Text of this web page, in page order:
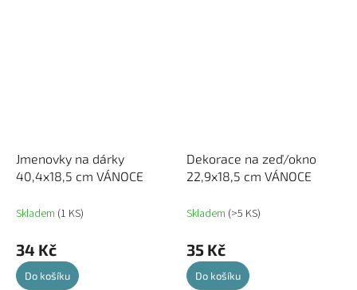
Jmenovky na dárky
40,4x18,5 cm VÁNOCE
Skladem (1 KS)
34 Kč
Do košíku
Dekorace na zeď/okno
22,9x18,5 cm VÁNOCE
Skladem (>5 KS)
35 Kč
Do košíku